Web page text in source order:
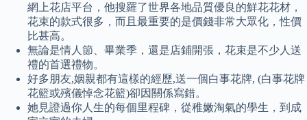
網上花店平台，他搜羅了世界各地品質優良的鮮花花材，
花束的款式很多，而且最重要的是價錢非常大眾化，性價
比甚高。
無論是情人節、畢業季，還是店鋪開張，花束是不少人送
禮的首選禮物。
好多朋友,姻親都有這樣的經歷,送一個白事花牌, (白事花牌
花籃或殯儀悼念花籃)卻因關係寫錯。
她見證過你人生的每個里程碑，從稚嫩淘氣的學生，到成